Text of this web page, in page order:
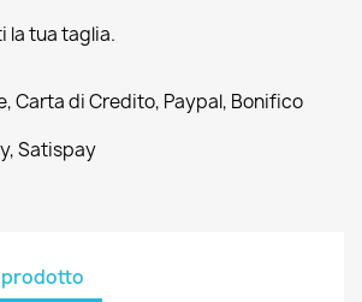
la tua taglia.
Carta di Credito, Paypal, Bonifico
Satispay
prodotto